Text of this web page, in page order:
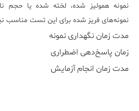
نمونه همولیز شده، لخته شده یا حجم
نمونه‌های فریز شده برای این تست مناسب
مدت زمان نگهداری نمونه
زمان پاسخ‌دهی اضطراری
مدت زمان انجام آزمایش